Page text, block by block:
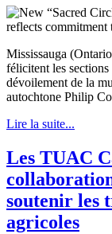
Mississauga
félicitent les
dévoilement de la
autochtone Philip
Lire la suite...
Les TUAC
soutenir les
agricoles